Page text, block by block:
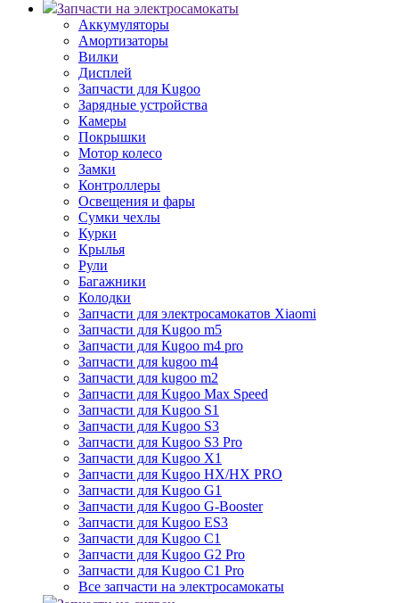
Запчасти на электросамокаты
Аккумуляторы
Амортизаторы
Вилки
Дисплей
Запчасти для Kugoo
Зарядные устройства
Камеры
Покрышки
Мотор колесо
Замки
Контроллеры
Освещения и фары
Сумки чехлы
Курки
Крылья
Рули
Багажники
Колодки
Запчасти для электросамокатов Xiaomi
Запчасти для Kugoo m5
Запчасти для Кugoo m4 pro
Запчасти для kugoo m4
Запчасти для kugoo m2
Запчасти для Kugoo Max Speed
Запчасти для Kugoo S1
Запчасти для Kugoo S3
Запчасти для Kugoo S3 Pro
Запчасти для Kugoo X1
Запчасти для Kugoo HX/HX PRO
Запчасти для Kugoo G1
Запчасти для Kugoo G-Booster
Запчасти для Kugoo ES3
Запчасти для Kugoo C1
Запчасти для Kugoo G2 Pro
Запчасти для Kugoo C1 Pro
Все запчасти на электросамокаты